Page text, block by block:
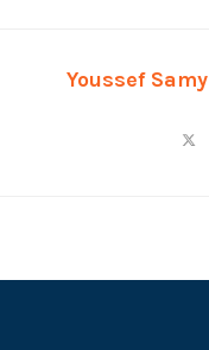
Youssef Samy